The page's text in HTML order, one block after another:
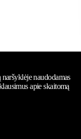
naudodamas
apie skaitomą